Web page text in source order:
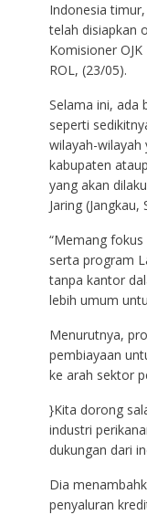
Indonesia
telah disiapkan
Komisioner
ROL, (23/05).
Selama ini, ada
seperti
wilayah-wilayah
kabupaten
yang akan
Jaring
“Memang
serta program
tanpa kantor
lebih umum
Menurutnya,
pembiayaan
ke arah sektor
}Kita dorong
industri
dukungan dari
Dia
penyaluran